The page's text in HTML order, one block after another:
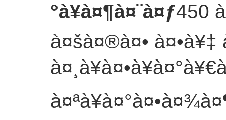
°à¥à¤¶à¤¨à¤ƒ450
à¤šà¤®à¤• à¤•à¥‡